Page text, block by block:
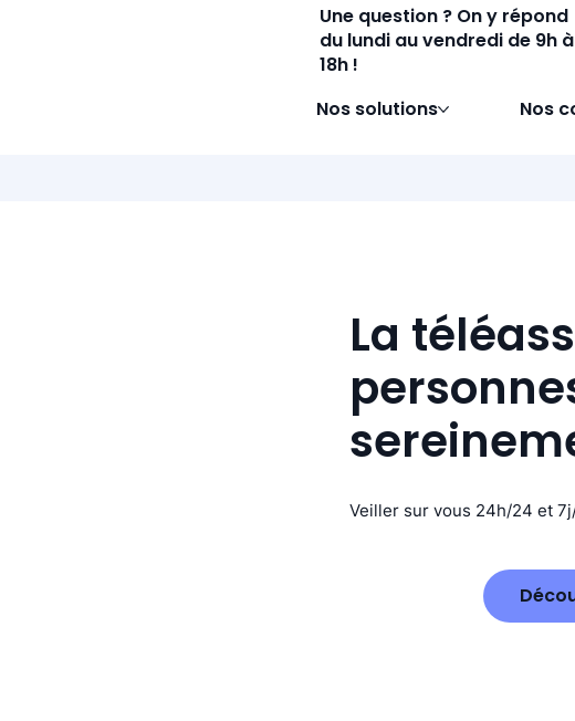
Une question ? On y répond
du lundi au vendredi de 9h à
18h !
Nos solutions Nos
La
Veiller sur vous 24h/24 et